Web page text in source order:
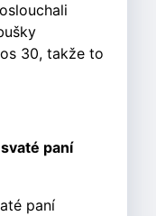
30, takže to
paní
paní